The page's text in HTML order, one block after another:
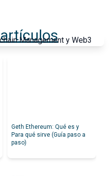
Geth Ethereum: Qué es y
Para qué sirve (Guía paso a
paso)